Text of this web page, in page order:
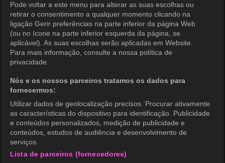
Pode voltar a este menu para alterar as suas escolhas ou
retirar o consentimento a qualquer momento clicando na
ligação Gerir preferências na parte inferior da página Web
(ou no ícone na parte inferior esquerda da página, se
aplicável). As suas escolhas serão aplicadas em Website.
Para mais informação, consulte a nossa política de
privacidade.
Nós e os nossos parceiros tratamos os dados para
fornecermos:
Utilizar dados de geolocalização precisos. Procurar ativamente
as características do dispositivo para identificação. Publicidade
e conteúdos personalizados, medição de publicidade e
conteúdos, estudos de audiência e desenvolvimento de
serviços.
Lista de parceiros (fornecedores)